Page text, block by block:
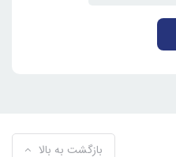
تعمیرکاران برد، کارگاه‌های
قطعات مناسب
بازگشت به بالا